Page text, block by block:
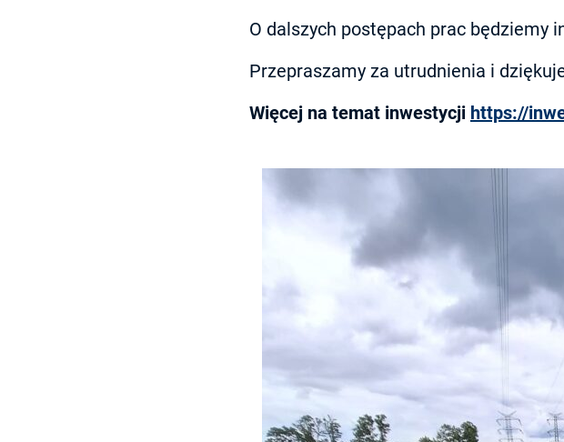
O dalszych postępach prac będziemy
Przepraszamy za utrudnienia i
Więcej na temat inwestycji https://